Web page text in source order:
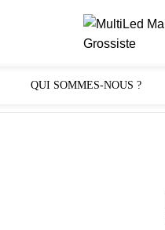
QUI SOMMES-NOUS ?